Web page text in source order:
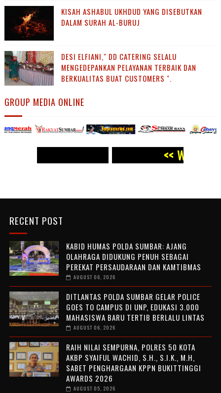
KISAH ASHABUL UKHDUD YANG DISEBUTKAN
DALAM SURAH AL-BURUJ
DESI ELFIANI," DD CATERING SELALU
MENGEDEPANKAN PELAYANAN TERBAIK DAN
BERKUALITAS BUAT CUSTOMERS ".
GROUP MEDIA ONLINE
WWW.PANJI
RECENT POST
KABID HUMAS POLDA SUMBAR: AJANG
OLAHRAGA DIDUKUNG PENUH SEBAGAI
PEREKAT PERSAUDARAAN DAN KAMTIBMAS
AUGUST 06, 2026
DITLANTAS POLDA SUMBAR GELAR POLICE
GOES TO CAMPUS DI UNP, EDUKASI 3.000
MAHASISWA BARU TERTIB BERLALU LINTAS
AUGUST 06, 2026
RAIH NILAI SEMPURNA, POLRES 50 KOTA
AKBP SYAIFUL WACHID, S.H., S.I.K., M.H,
SABET PENGHARGAAN KPPN BUKITTINGGI
AWARDS 2026
AUGUST 05, 2026